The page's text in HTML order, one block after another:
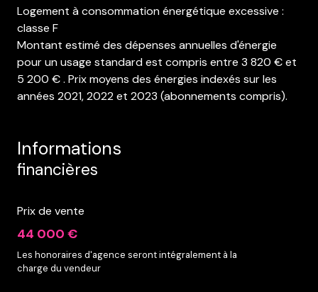
Logement à consommation énergétique excessive :
classe F
Montant estimé des dépenses annuelles d'énergie
pour un usage standard est compris entre 3 820 € et
5 200 € . Prix moyens des énergies indexés sur les
années 2021, 2022 et 2023 (abonnements compris).
Informations
financières
Prix de vente
44 000 €
Les honoraires d'agence seront intégralement à la
charge du vendeur